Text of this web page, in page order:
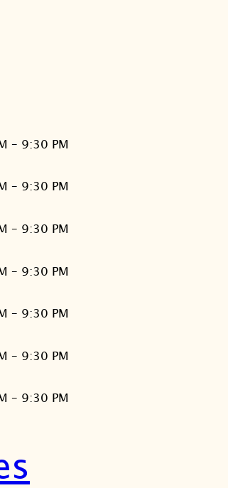
– 9:30 PM
– 9:30 PM
– 9:30 PM
– 9:30 PM
– 9:30 PM
– 9:30 PM
– 9:30 PM